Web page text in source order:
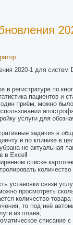
2020-1 для систем
в регистратуре по
пациентов и
один приём, можно
услуги для
задачи» в
и по клинике в
не актуальная
в Excell
списке
установки связи
просмотреть
количество товара
то под неё
из плана;
списание